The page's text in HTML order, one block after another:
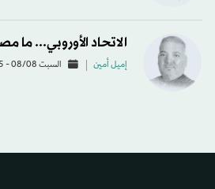
الاتحاد الأوروبي... ما
إميل أمين السبت 08/08 - 00:05